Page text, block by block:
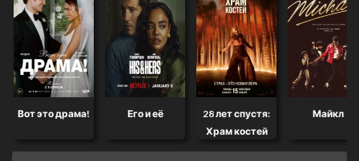
Вот это драма! Его и её
28 лет спустя:
Храм костей
Майкл